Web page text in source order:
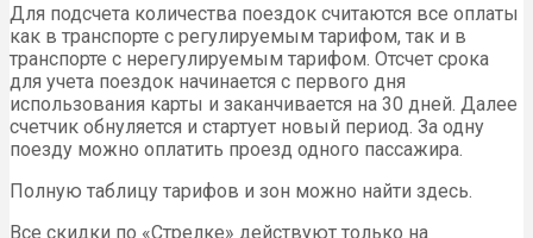
Для подсчета количества поездок считаются все оплаты
как в транспорте с регулируемым тарифом, так и в
транспорте с нерегулируемым тарифом. Отсчет срока
для учета поездок начинается с первого дня
использования карты и заканчивается на 30 дней. Далее
счетчик обнуляется и стартует новый период. За одну
поезду можно оплатить проезд одного пассажира.
Полную таблицу тарифов и зон можно найти здесь.
Все скидки по «Стрелке» действуют только на